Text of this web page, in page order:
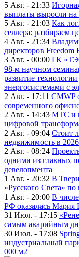
5 Авг. - 21:33
выплаты выросли на
5 Авг. - 21:03 Как
селлера: разбираем
4 Авг. - 21:34
директоров Freedom
3 Авг. - 00:00 ГК
98-м научном
развитие
энергосистемами с
2 Авг. - 17:11 CMWP
современного
2 Авг. - 14:43 МТС и
цифровой
2 Авг. - 09:04 Стоит
недвижимость в
2 Авг. - 08:24
одними из главных
девелопмента
1 Авг. - 20:32 В
«Русского Света»
1 Авг. - 20:00 В
РФ оказалась Мария
31 Июл. - 17:15
самым аварийным
30 Июл. - 17:08
индустриальный
000 м2